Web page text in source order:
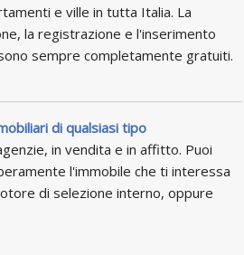
e ville in tutta Italia. La
la registrazione e l'inserimento
sempre completamente gratuiti.
di qualsiasi tipo
in vendita e in affitto. Puoi
l'immobile che ti interessa
di selezione interno, oppure